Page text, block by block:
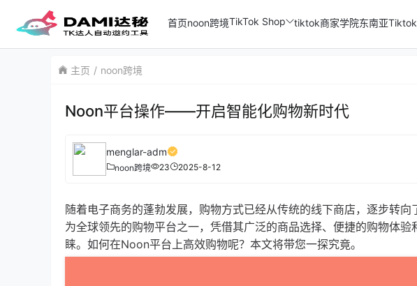
首页noon跨境TikTok Shop tiktok商家学院东南亚
主页 noon跨境
Noon平台操作——开启智能化购物新时代
menglar-adm
noon跨境 23 2025-8-12
随着电子商务的蓬勃发展，购物方式已经从传统的线下商店，逐步转
为全球领先的购物平台之一，凭借其广泛的商品选择、便捷的购物体
睐。如何在Noon平台上高效购物呢？本文将带您一探究竟。